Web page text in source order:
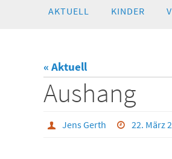
AKTUELL KINDER
« Aktuell
Aushang
Jens Gerth 22. März